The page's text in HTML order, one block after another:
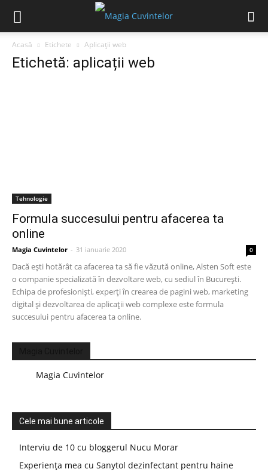
Acasă Etichete Aplicații web
Etichetă: aplicații web
Tehnologie
Formula succesului pentru afacerea ta
online
Magia Cuvintelor - 31 ianuarie 2020 0
Dacă ești hotărât ca afacerea ta să fie văzută online, Alsten Soft este
o companie specializată în dezvoltare web, cu sediul în București.
Echipa de profesioniști, experți în crearea de pagini web, marketing
digital și dezvoltarea de aplicații web complexe este formula
succesului pentru afacerea ta online.
Magia Cuvintelor
Cele mai bune articole
Interviu de 10 cu bloggerul Nucu Morar
Experiența mea cu Sanytol dezinfectant pentru haine